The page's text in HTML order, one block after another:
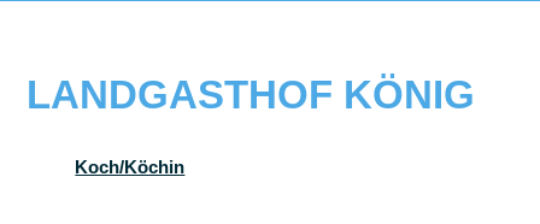
LANDGASTHOF KÖNIG
Koch/Köchin